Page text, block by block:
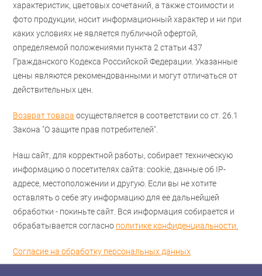
характеристик, цветовых сочетаний, а также стоимости и
фото продукции, носит информационный характер и ни при
каких условиях не является публичной офертой,
определяемой положениями пункта 2 статьи 437
Гражданского Кодекса Российской Федерации. Указанные
цены являются рекомендованными и могут отличаться от
действительных цен.
Возврат товара осуществляется в соответствии со ст. 26.1
Закона "О защите прав потребителей".
Наш сайт, для корректной работы, собирает техническую
информацию о посетителях сайта: cookie, данные об IP-
адресе, местоположении и другую. Если вы не хотите
оставлять о себе эту информацию для ее дальнейшей
обработки - покиньте сайт. Вся информация собирается и
обрабатывается согласно политике конфиденциальности.
Согласие на обработку персональных данных